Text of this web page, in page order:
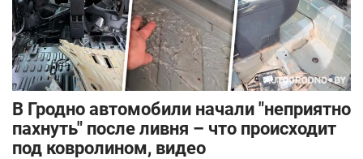
В Гродно автомобили начали "неприятно
пахнуть" после ливня – что происходит
под ковролином, видео